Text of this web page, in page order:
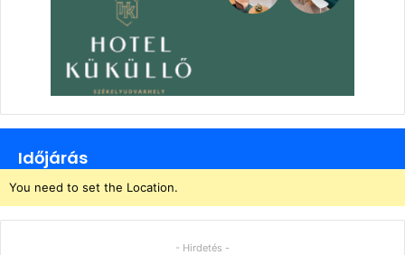
Időjárás
You need to set the Location.
- Hirdetés -